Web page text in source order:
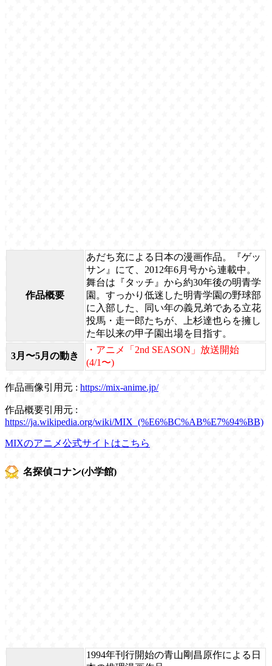
作品概要
あだち充による日本の漫画作品。『ゲッ
サン』にて、2012年6月号から連載中。
舞台は『タッチ』から約30年後の明青学
園。すっかり低迷した明青学園の野球部
に入部した、同い年の義兄弟である立花
投馬・走一郎たちが、上杉達也らを擁し
た年以来の甲子園出場を目指す。
3月〜5月の動き
・アニメ「2nd SEASON」放送開始
(4/1〜)
作品画像引用元 : https://mix-anime.jp/
作品概要引用元 :
https://ja.wikipedia.org/wiki/MIX_(%E6%BC%AB%E7%94%BB)
MIXのアニメ公式サイトはこちら
名探偵コナン(小学館)
1994年刊行開始の青山剛昌原作による日